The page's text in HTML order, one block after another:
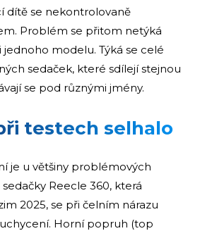
dítě se nekontrolovaně
Problém se přitom netýká
modelu. Týká se celé
sedaček, které sdílejí stejnou
se pod různými jmény.
testech selhalo
je u většiny problémových
Reecle 360, která
2025, se při čelním nárazu
Horní popruh (top